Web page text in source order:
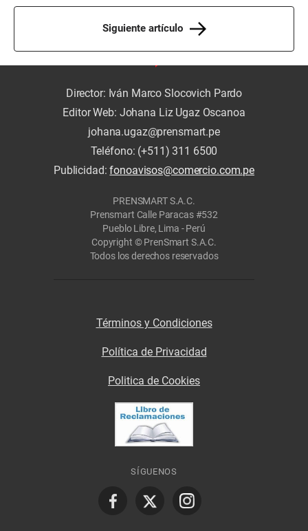
Siguiente artículo
Director: Iván Marco Slocovich Pardo
Editor Web: Johana Liz Ugaz Oscanoa
johana.ugaz@prensmart.pe
Teléfono: (+511) 311 6500
Publicidad:fonoavisos@comercio.com.pe
PRENSMART S.A.C.
Prensmart Calle Paracas #532
Pueblo Libre, Lima - Perú
Copyright © PrenSmart S.A.C.
Todos los derechos reservados
Términos y Condiciones
Política de Privacidad
Politica de Cookies
SÍGUENOS